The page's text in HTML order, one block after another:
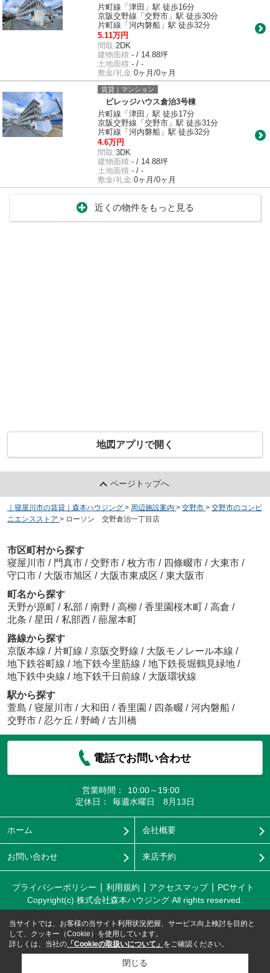
片町線「津田」駅 徒歩16分
京阪交野線「交野市」駅 徒歩30分
片町線「河内磐船」駅 徒歩32分
5.11万円
間取:2DK
建物面積:- / 14.88坪
土地面積:- / -
敷金/礼金:0ヶ月/0ヶ月
賃貸｜マンション
ビレッジハウス倉治3号棟
片町線「津田」駅 徒歩17分
京阪交野線「交野市」駅 徒歩31分
片町線「河内磐船」駅 徒歩32分
4.6万円
間取:3DK
建物面積:- / 14.88坪
土地面積:- / -
敷金/礼金:0ヶ月/0ヶ月
近くの物件をもっと見る
地図アプリで開く
ページトップへ
｜寝屋川市の賃貸｜森本ハウジング > 周辺施設案内 > 交野市 > 交野市のコンビ
ニエンスストア > ローソン 交野倉治一丁目店
市区町村から探す
寝屋川市 / 門真市 / 交野市 / 枚方市 / 四條畷市 / 大東市 /
守口市 / 大阪市旭区 / 大阪市東成区 / 東大阪市
町名から探す
天野が原町 / 私部 / 南野 / 高柳 / 香里園桜木町 / 高倉 /
北条 / 星田 / 私部西 / 蔀屋本町
路線から探す
京阪本線 / 片町線 / 京阪交野線 / 大阪モノレール本線 /
地下鉄谷町線 / 地下鉄今里筋線 / 地下鉄長堀鶴見緑地 /
地下鉄中央線 / 地下鉄千日前線 / 大阪環状線
駅から探す
萱島 / 寝屋川市 / 大和田 / 香里園 / 四条畷 / 河内磐船 /
交野市 / 忍ケ丘 / 野崎 / 古川橋
電話でお問い合わせ
営業時間：
10:00～19:00
定休日：
毎週水曜日 8月13日
ホーム 会社概要
お問い合わせ 来店予約
プライバシーポリシー 利用規約 アクセスマップ
PCサイト
Copyright(c) 株式会社森本ハウジング All rights reserved.
当サイトでは、お客様の当サイト利用状況把握、サービス向上検討を目的と
して、クッキー（Cookie）を使用しています。
詳しくは、当社の 「Cookieの取扱いについて」 をご確認ください。
閉じる